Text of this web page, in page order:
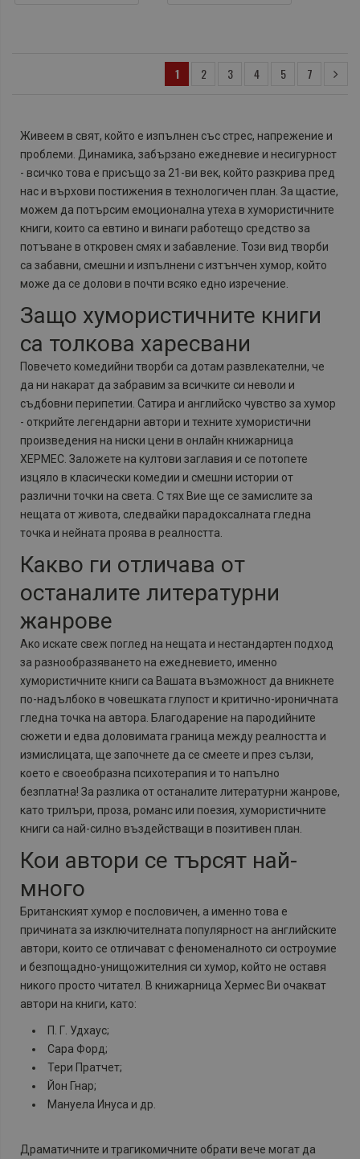
1 2 3 4 5 7
Живеем в свят, който е изпълнен със стрес, напрежение и
проблеми. Динамика, забързано ежедневие и несигурност
- всичко това е присъщо за 21-ви век, който разкрива пред
нас и върхови постижения в технологичен план. За щастие,
можем да потърсим емоционална утеха в хумористичните
книги, които са евтино и винаги работещо средство за
потъване в откровен смях и забавление. Този вид творби
са забавни, смешни и изпълнени с изтънчен хумор, който
може да се долови в почти всяко едно изречение.
Защо хумористичните книги
са толкова харесвани
Повечето комедийни творби са дотам развлекателни, че
да ни накарат да забравим за всичките си неволи и
съдбовни перипетии. Сатира и английско чувство за хумор
- открийте легендарни автори и техните хумористични
произведения на ниски цени в онлайн книжарница
ХЕРМЕС. Заложете на култови заглавия и се потопете
изцяло в класически комедии и смешни истории от
различни точки на света. С тях Вие ще се замислите за
нещата от живота, следвайки парадоксалната гледна
точка и нейната проява в реалността.
Какво ги отличава от
останалите литературни
жанрове
Ако искате свеж поглед на нещата и нестандартен подход
за разнообразяването на ежедневието, именно
хумористичните книги са Вашата възможност да вникнете
по-надълбоко в човешката глупост и критично-ироничната
гледна точка на автора. Благодарение на пародийните
сюжети и едва доловимата граница между реалността и
измислицата, ще започнете да се смеете и през сълзи,
което е своеобразна психотерапия и то напълно
безплатна! За разлика от останалите литературни жанрове,
като трилъри, проза, романс или поезия, хумористичните
книги са най-силно въздействащи в позитивен план.
Кои автори се търсят най-
много
Британският хумор е пословичен, а именно това е
причината за изключителната популярност на английските
автори, които се отличават с феноменалното си остроумие
и безпощадно-унищожителния си хумор, който не оставя
никого просто читател. В книжарница Хермес Ви очакват
автори на книги, като:
П. Г. Удхаус;
Сара Форд;
Тери Пратчет;
Йон Гнар;
Мануела Инуса и др.
Драматичните и трагикомичните обрати вече могат да